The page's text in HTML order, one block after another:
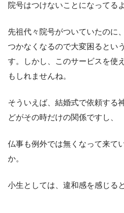
院号はつけないことになってる
先祖代々院号がついていたのに
つかなくなるので大変困るとい
す。しかし、このサービスを使
もしれませんね。
そういえば、結婚式で依頼する
どがその時だけの関係ですし、
仏事も例外では無くなって来て
か。
小生としては、違和感を感じる